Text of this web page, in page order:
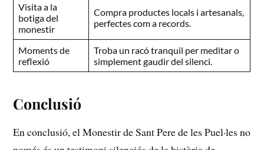
Visita ⁣a la
⁢botiga del
monestir
Compra‍ productes locals i artesanals,
perfectes ⁤com a⁢ records.
Moments de
reflexió
Troba un ⁢racó tranquil per meditar o
simplement gaudir del ⁤silenci.
Conclusió
En conclusió, ‍el ⁢Monestir de Sant Pere de ​les Puel·les⁤ no